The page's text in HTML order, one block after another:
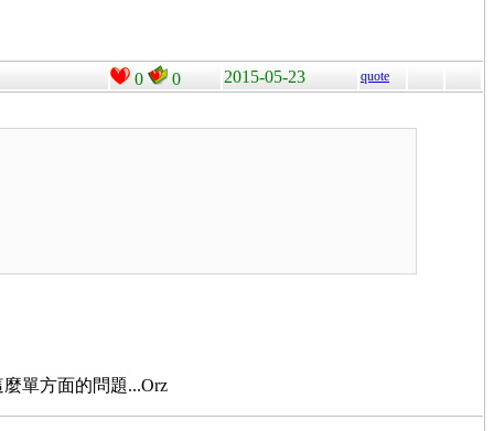
0 0 2015-05-23 quote
麼單方面的問題...Orz